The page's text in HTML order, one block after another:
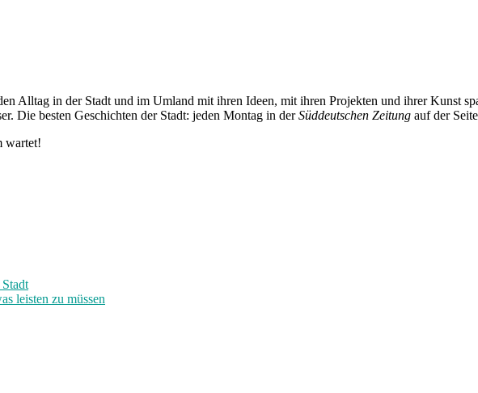
Alltag in der Stadt und im Umland mit ihren Ideen, mit ihren Projekten und ihrer Kunst
Die besten Geschichten der Stadt: jeden Montag in derSüddeutschen Zeitung auf der
wartet!
leisten zu müssen